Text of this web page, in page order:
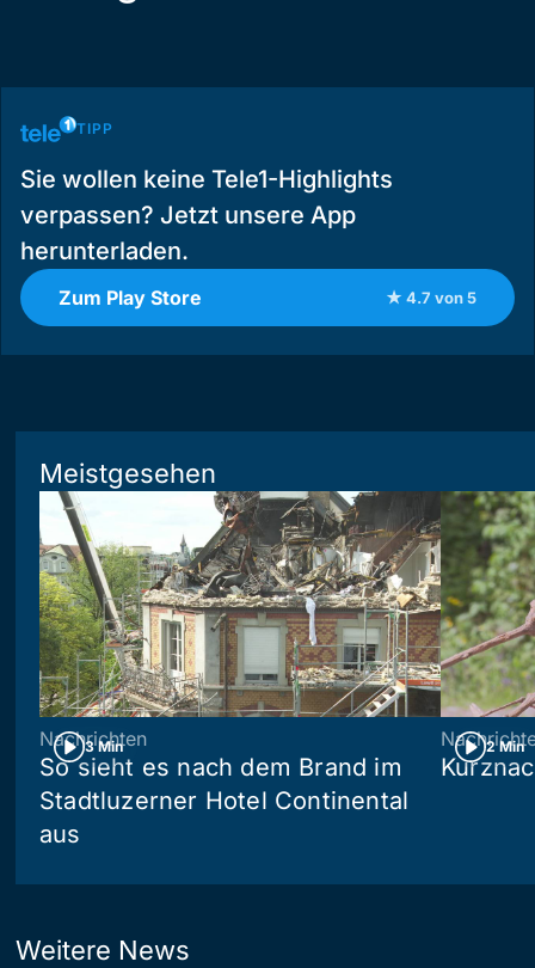
TIPP
Sie wollen keine Tele1-Highlights
verpassen? Jetzt unsere App
herunterladen.
Zum Play Store ★ 4.7 von 5
Meistgesehen
3 Min
Nachrichten
So sieht es nach dem Brand im
Stadtluzerner Hotel Continental
aus
2 Min
Weitere News